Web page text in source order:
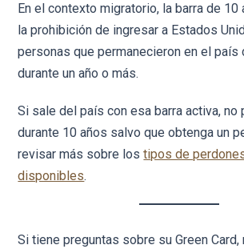
En el contexto migratorio, la barra de
la prohibición de ingresar a Estados
personas que permanecieron en el país
durante un año o más.
Si sale del país con esa barra activa, no
durante 10 años salvo que obtenga un
revisar más sobre lostipos de
disponibles.
Si tiene preguntas sobre su Green